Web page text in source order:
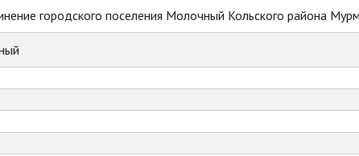
городского поселения Молочный Кольского района